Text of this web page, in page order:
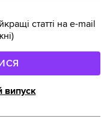
статті на e-mail
випуск